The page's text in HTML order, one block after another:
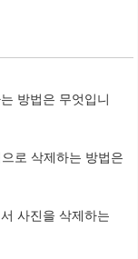
방법은 무엇입니
로 삭제하는 방법은
사진을 삭제하는